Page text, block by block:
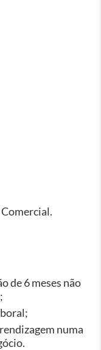
de 6 meses não
numa